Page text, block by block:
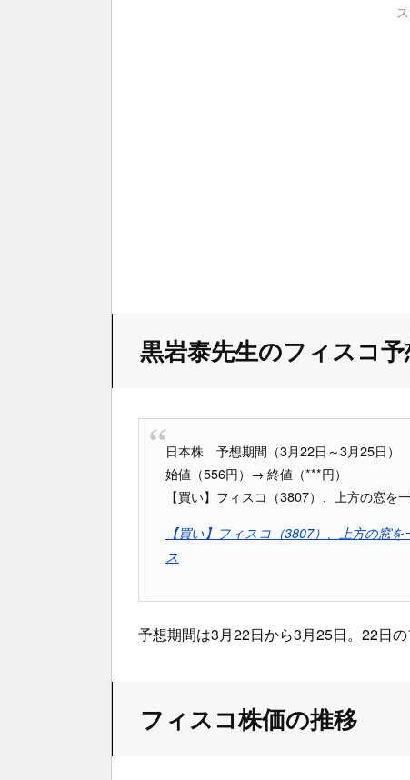
黒岩泰先生のフィスコ
日本株 予想期間（3月22日～3月25日）
始値（556円）→ 終値（***円）
【買い】フィスコ（3807）、上方の窓を
【買い】フィスコ（3807）、上方の窓
ス
予想期間は3月22日から3月25日。22日
フィスコ株価の推移